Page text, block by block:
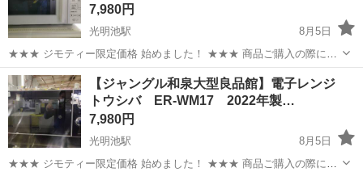
7,980円
光明池駅
8月5日
★★★ ジモティー限定価格 始めました！ ★★★ 商品ご購入の際に
「ジモティーを見た」と言っていただくと、 ジモティー限定価格(店頭
価格より7%OFF)でのご購入が可能です。 ぜひ店頭にてスタッフまで
お伝えくだ...
大阪 和泉市 光明池駅 キッチン家電 ジャングル
【ジャングル和泉大型良品館】電子レンジ
トウシバ ER-WM17 2022年製…
7,980円
光明池駅
8月5日
★★★ ジモティー限定価格 始めました！ ★★★ 商品ご購入の際に